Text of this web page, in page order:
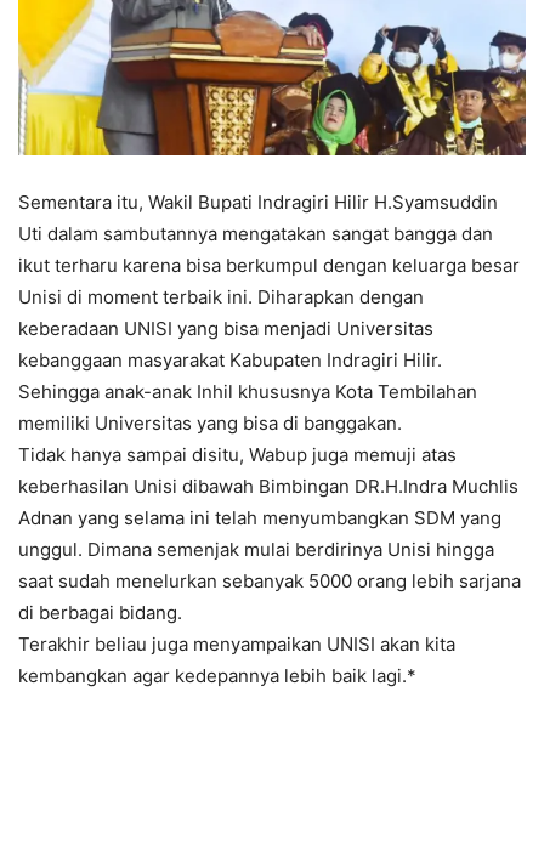
Sementara itu, Wakil Bupati Indragiri Hilir H.Syamsuddin
Uti dalam sambutannya mengatakan sangat bangga dan
ikut terharu karena bisa berkumpul dengan keluarga besar
Unisi di moment terbaik ini. Diharapkan dengan
keberadaan UNISI yang bisa menjadi Universitas
kebanggaan masyarakat Kabupaten Indragiri Hilir.
Sehingga anak-anak Inhil khususnya Kota Tembilahan
memiliki Universitas yang bisa di banggakan.
Tidak hanya sampai disitu, Wabup juga memuji atas
keberhasilan Unisi dibawah Bimbingan DR.H.Indra Muchlis
Adnan yang selama ini telah menyumbangkan SDM yang
unggul. Dimana semenjak mulai berdirinya Unisi hingga
saat sudah menelurkan sebanyak 5000 orang lebih sarjana
di berbagai bidang.
Terakhir beliau juga menyampaikan UNISI akan kita
kembangkan agar kedepannya lebih baik lagi.*